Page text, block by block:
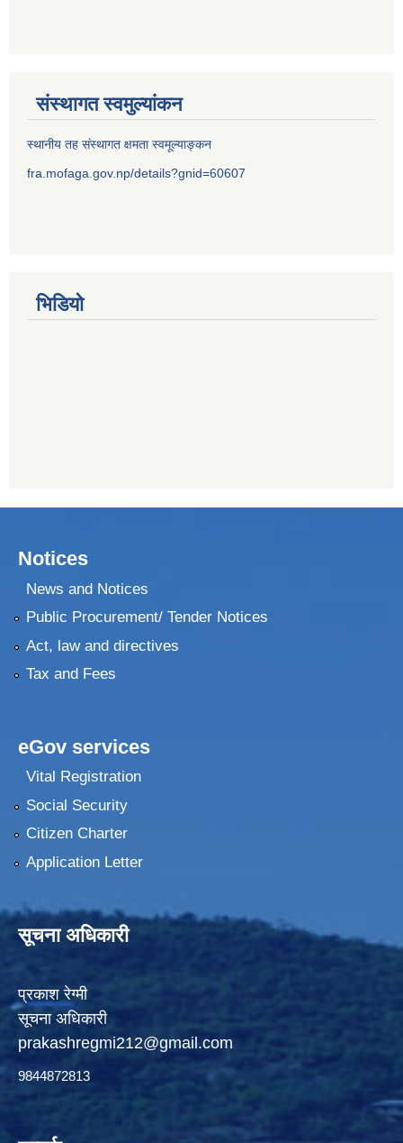
संस्थागत स्वमुल्यांकन
स्थानीय तह संस्थागत क्षमता स्वमूल्याङ्कन
fra.mofaga.gov.np/details?gnid=60607
भिडियो
Notices
News and Notices
Public Procurement/ Tender Notices
Act, law and directives
Tax and Fees
eGov services
Vital Registration
Social Security
Citizen Charter
Application Letter
सूचना अधिकारी
प्रकाश रेग्मी
सूचना अधिकारी
prakashregmi212@gmail.com
9844872813